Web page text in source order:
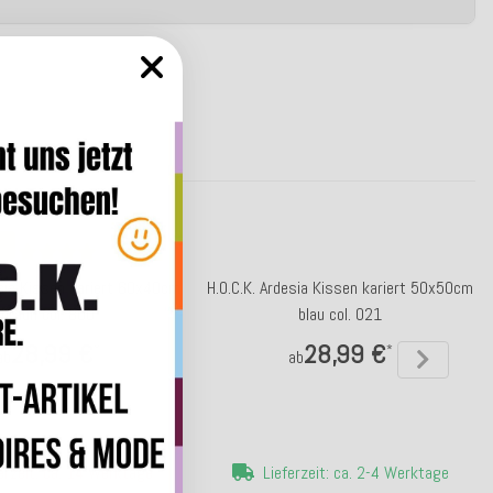
Kissen kariert 60x40cm
braun col. 800
28,99 €
ca. 14 Werktage
H.O.C.K. Ardesia Kissen kariert 50x50cm
blau col. 021
ab28,99 €*
Lieferzeit: ca. 2-4 Werktage